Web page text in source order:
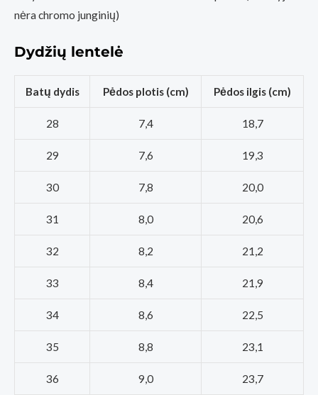
nėra chromo junginių)
Dydžių lentelė
Batų dydis Pėdos plotis (cm) Pėdos ilgis (cm)
28 7,4 18,7
29 7,6 19,3
30 7,8 20,0
31 8,0 20,6
32 8,2 21,2
33 8,4 21,9
34 8,6 22,5
35 8,8 23,1
36 9,0 23,7